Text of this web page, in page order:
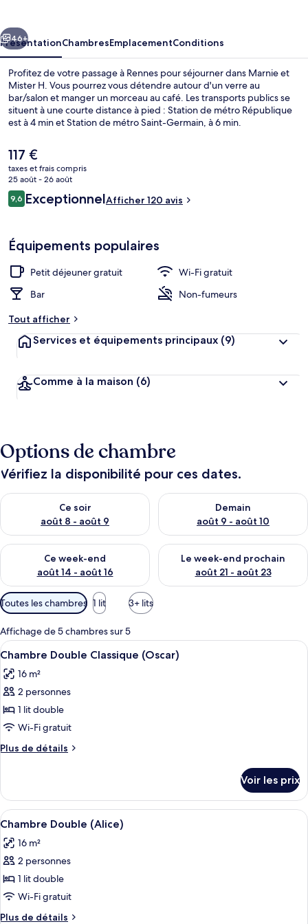
Suivant
46+
PrésentationChambresEmplacementConditions
Profitez de votre passage à Rennes pour séjourner dans Marnie et
Mister H. Vous pourrez vous détendre autour d'un verre au
bar/salon et manger un morceau au café. Les transports publics se
situent à une courte distance à pied : Station de métro République
est à 4 min et Station de métro Saint-Germain, à 6 min.
Le
prix
actuel
est
de
117 €
taxes et frais compris
25 août - 26 août
Avis
voyageurs
9,69,6 sur 10
ExceptionnelAfficher 120 avis
Équipements populaires
Petit déjeuner gratuit
Wi-Fi gratuit
Bar
Non-fumeurs
Tout afficher
Services et équipements principaux (9)
Comme à la maison (6)
Options de chambre
Vérifiez la disponibilité pour ces dates.
Ce soir
août 8 - août 9
Vérifier la disponibilité pour ce soir août 8 - août 9
Demain
août 9 - août 10
Vérifier la disponibilité pour
Ce week-end
août 14 - août 16
Vérifier la disponibilité pour ce week-end août 14 - août 16
Le week-end prochain
août 21 - août 23
Vérifier la disponibilité pour
Filtres
disponibles
pour
les
chambres
Toutes les chambres 1 lit 3+ lits
Affichage de 5 chambres sur 5
Afficher
toutes
les
photos
pour
ce
type
de
Chambre
Double
Classique
(Oscar)
Un lit bien fait, avec une couverture
5
Chambre Double Classique (Oscar)
16 m²
2 personnes
1 lit double
Wi-Fi gratuit
Plus de détails
Plus
le
type
de
Chambre
Double
(Oscar)
Voir les prix
Afficher
toutes
les
photos
pour
ce
type
Un lit bien fait, avec une tête de lit,
7
Chambre Double (Alice)
16 m²
2 personnes
1 lit double
Wi-Fi gratuit
Plus de détails
Plus